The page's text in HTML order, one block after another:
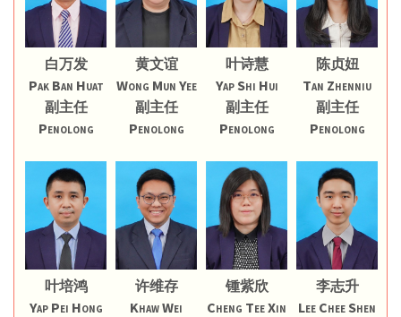
白万发
Pak Ban Huat
副主任
Penolong
黄文谊
Wong Mun Yee
副主任
Penolong
叶诗慧
Yap Shi Hui
副主任
Penolong
陈贞妞
Tan Zhenniu
副主任
Penolong
叶培鸿
Yap Pei Hong
许维存
Khaw Wei
锺紫欣
Cheng Tee Xin
李志升
Lee Chee Shen